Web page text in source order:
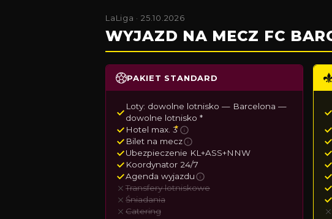
LaLiga · 25.10.2026
WYJAZD NA MECZ FC
PAKIET STANDARD
Loty: dowolne lotnisko — Barcelona —
dowolne lotnisko *
Hotel max. 3
★ i
Bilet na mecz i
Ubezpieczenie KL+ASS+NNW
Koordynator 24/7
Agenda wyjazdu
i
Transfery lotniskowe
Śniadania
Catering